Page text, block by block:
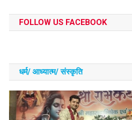
FOLLOW US FACEBOOK
धर्म/ आध्‍यात्‍म/ संस्‍कृति